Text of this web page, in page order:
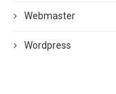
Webmaster
Wordpress